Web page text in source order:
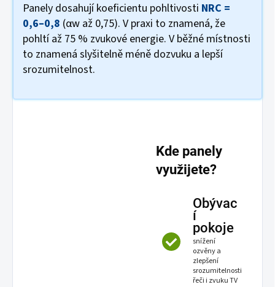
Panely dosahují koeficientu pohltivosti NRC =
0,6–0,8 (αw až 0,75). V praxi to znamená, že
pohltí až 75 % zvukové energie. V běžné místnosti
to znamená slyšitelně méně dozvuku a lepší
srozumitelnost.
Kde panely
využijete?
Obývac
í
pokoje
snížení
ozvěny a
zlepšení
srozumitelnosti
řeči i zvuku TV